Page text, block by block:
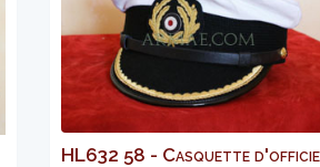
HL632 58 - Casquette